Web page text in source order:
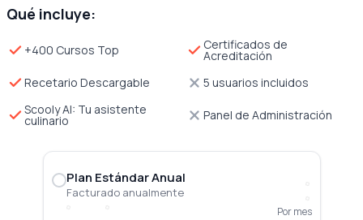
Qué incluye:
+400 Cursos Top Certificados de
Acreditación
Recetario Descargable
5 usuarios incluidos
Scooly AI: Tu asistente
culinario Panel de Administración
Plan Estándar Anual
Facturado anualmente
Por mes